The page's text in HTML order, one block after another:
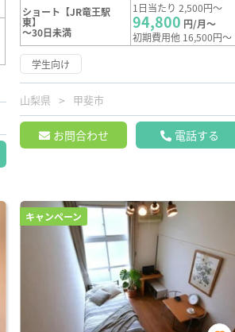
ショート【JR竜王駅
東】
～30日未満
1日当たり 2,500円～
94,800 円/月～
初期費用他 16,500円～
学生向け
山梨県 甲斐市
お問合わせ 電話する
キャンペーン